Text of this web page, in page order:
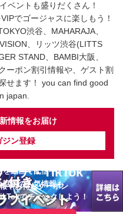
ベントも盛りだくさん！
でゴージャスに楽しもう！
渋谷、MAHARAJA、
、リッツ渋谷(LITTS
STAND、BAMBI大阪、
ーポン割引情報や、ゲスト割
せます！ you can find good
japan.
情報をお届け
ジン登録
ーチ - TikTok
やお得なクーポン
を動画で配信中！
話題の人気情報も
でチェックしよう！